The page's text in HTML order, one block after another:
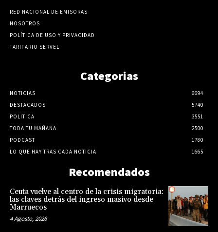
RED NACIONAL DE EMISORAS
NOSOTROS
POLÍTICA DE USO Y PRIVACIDAD
TARIFARIO SERVEL
Categorias
NOTICIAS
6694
DESTACADOS
5740
POLITICA
3551
TODA TU MAÑANA
2500
PODCAST
1780
LO QUE HAY TRAS CADA NOTICIA
1665
Recomendados
Ceuta vuelve al centro de la crisis migratoria:
las claves detrás del ingreso masivo desde
Marruecos
4 Agosto, 2026